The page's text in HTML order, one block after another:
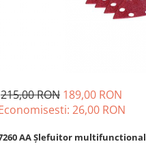
viu si
de tuns
215,00 RON 189,00 RON
26,00 RON
AA Şlefuitor multifunctional